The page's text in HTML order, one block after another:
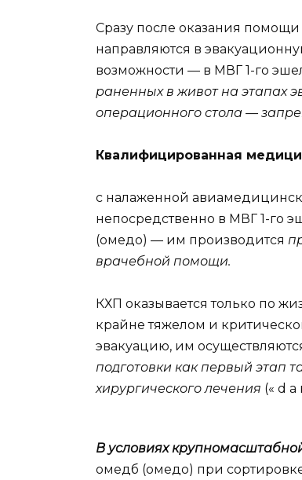
Сразу после оказания
направляются в
возможности — в МВГ 1-го
раненных в живот на этапах
операционного стола —
Квалифицированная
с налаженной
непосредственно в МВГ 1-го
(омедо) — им производится
врачебной помощи.
КХП оказывается только по
крайне тяжелом и
эвакуацию, им
подготовки как первый этап
хирургического лечения (« d a
В условиях
омедб (омедо) при